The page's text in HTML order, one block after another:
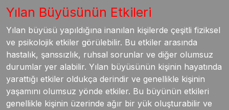
Yılan Büyüsünün Etkileri
Yılan büyüsü yapıldığına inanılan kişilerde çeşitli fiziksel
ve psikolojik etkiler görülebilir. Bu etkiler arasında
hastalık, şanssızlık, ruhsal sorunlar ve diğer olumsuz
durumlar yer alabilir. Yılan büyüsünün kişinin hayatında
yarattığı etkiler oldukça derindir ve genellikle kişinin
yaşamını olumsuz yönde etkiler. Bu büyünün etkileri
genellikle kişinin üzerinde ağır bir yük oluşturabilir ve